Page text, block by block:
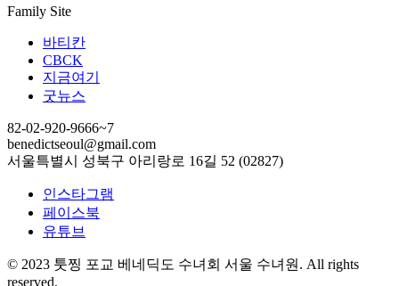
Family Site
바티칸
CBCK
지금여기
굿뉴스
82-02-920-9666~7
benedictseoul@gmail.com
서울특별시 성북구 아리랑로 16길 52 (02827)
인스타그램
페이스북
유튜브
© 2023 툿찡 포교 베네딕도 수녀회 서울 수녀원. All rights
reserved.